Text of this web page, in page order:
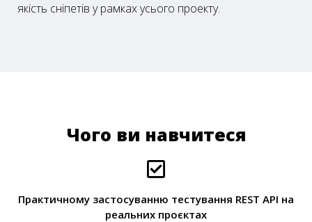
якість сніпетів у рамках усього проекту.
Чого ви навчитеся
Практичному застосуванню тестування REST API на
реальних проєктах